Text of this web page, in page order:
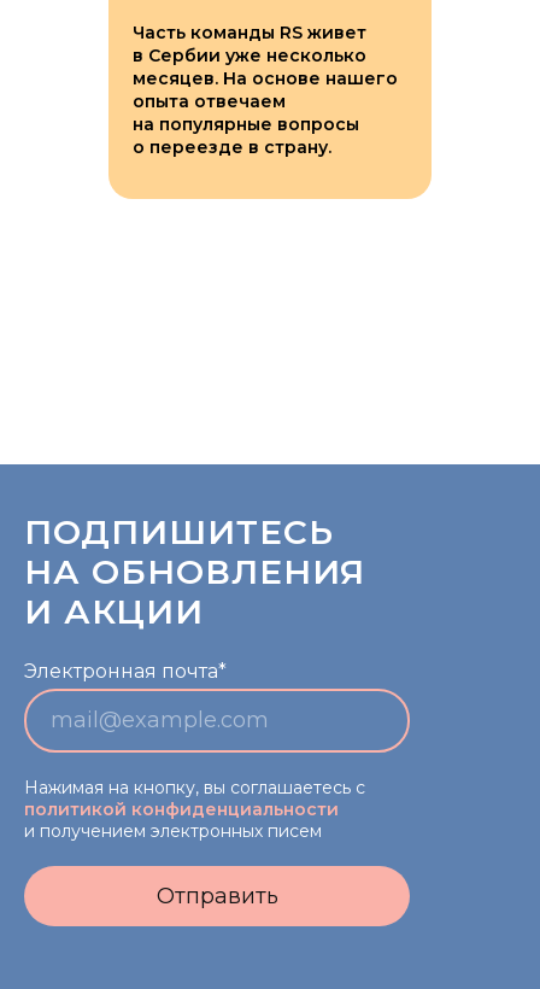
Часть команды RS живет
в Сербии уже несколько
месяцев. На основе нашего
опыта отвечаем
на популярные вопросы
о переезде в страну.
ПОДПИШИТЕСЬ
НА ОБНОВЛЕНИЯ
И АКЦИИ
Электронная почта*
Нажимая на кнопку, вы соглашаетесь с
политикой конфиденциальности
и получением электронных писем
Отправить